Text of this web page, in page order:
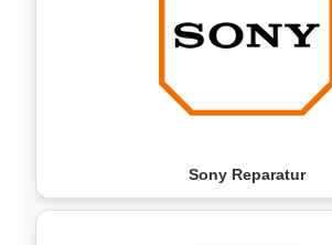
Sony Reparatur